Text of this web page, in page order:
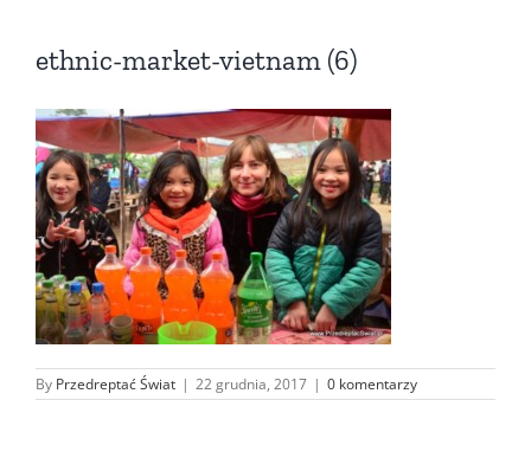
ethnic-market-vietnam (6)
By Przedreptać Świat | 22 grudnia, 2017 | 0 komentarzy